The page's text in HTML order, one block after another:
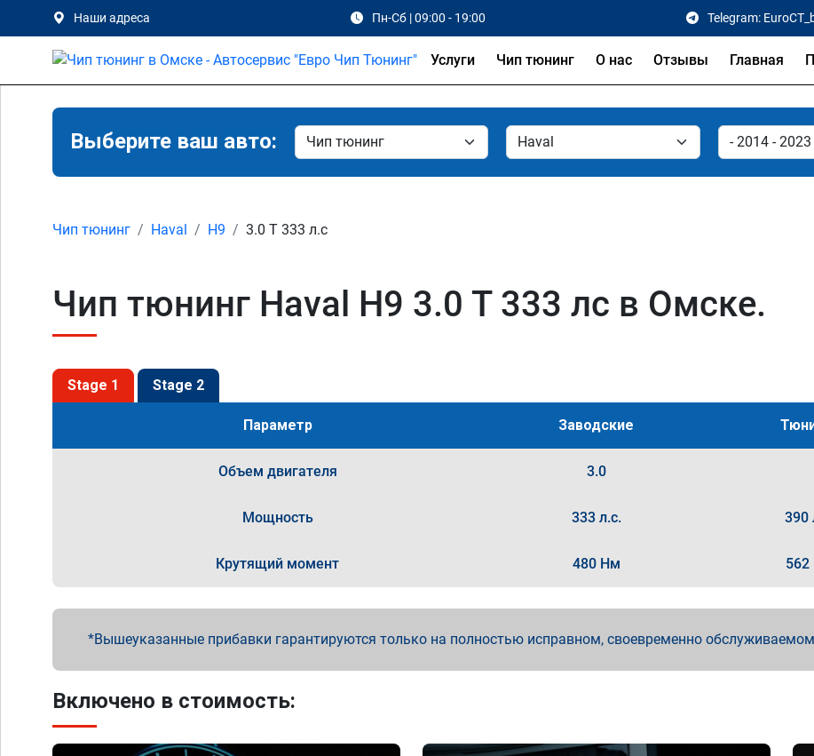
Наши адреса Пн-Сб | 09:00 - 19:00 Telegram:
Услуги Чип тюнинг О нас Отзывы Главная
Выберите ваш авто:
Чип тюнинг Haval H9 3.0 T 333 л.с
Чип тюнинг Haval H9 3.0 T 333 лс в Омске.
Stage 1 Stage 2
Параметр Заводские
Объем двигателя 3.0
Мощность 333 л.с. 390
Крутящий момент 480 Нм
Вышеуказанные прибавки гарантируются только на полностью исправном, своевременно
Включено в стоимость: